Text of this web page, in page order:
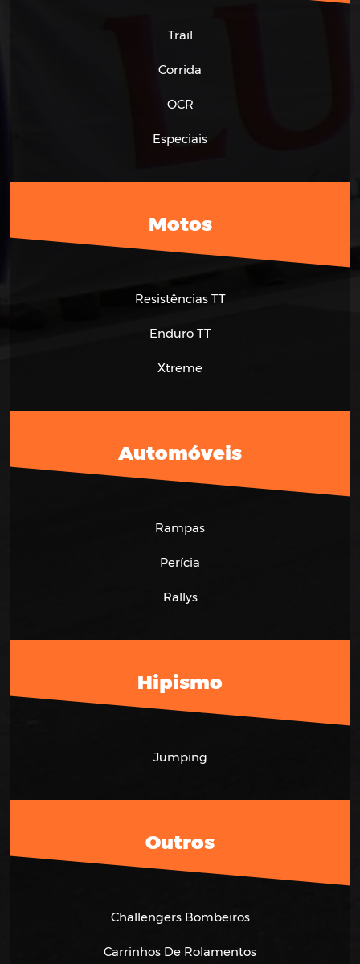
Trail
Corrida
OCR
Especiais
Motos
Resistências TT
Enduro TT
Xtreme
Automóveis
Rampas
Perícia
Rallys
Hipismo
Jumping
Outros
Challengers Bombeiros
Carrinhos De Rolamentos